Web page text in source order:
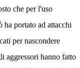
che per l'uso
portato ad attacchi
per nascondere
aggressori hanno fatto